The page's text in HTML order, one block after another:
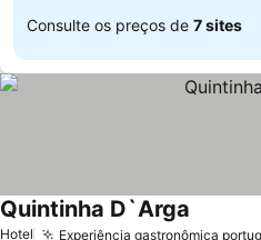
Consulte os preços de 7 sites
Hotel Experiência gastronômica
Quintinha D`Arga